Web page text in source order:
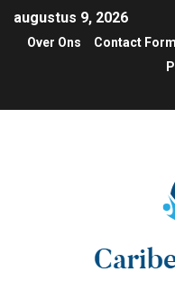
augustus 9, 2026
Over Ons Contact